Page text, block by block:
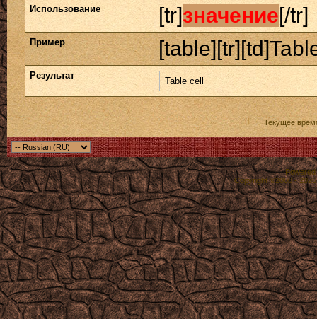
Использование [tr]значение[/tr]
Пример
Результат
Table cell
Текущее
Powered
Copyright ©2000 -